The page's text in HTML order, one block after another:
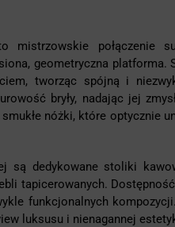
mistrzowskie połączenie
geometryczna platforma.
tworząc spójną i
bryły, nadając jej
nóżki, które optycznie
są dedykowane stoliki
tapicerowanych.
funkcjonalnych
luksusu i nienagannej